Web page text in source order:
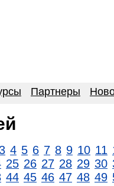
Партнеры
4 5 6 7 8 9 10 11
25 26 27 28 29 30
44 45 46 47 48 49